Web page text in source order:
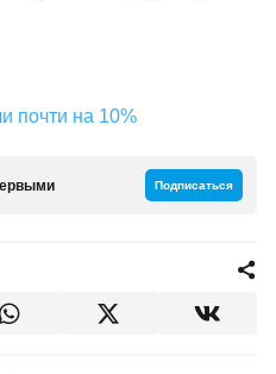
почти на 10%
Подписаться